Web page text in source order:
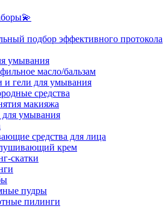
подбор эффективного протокола
умывания
масло/бальзам
и гели для умывания
средства
макияжа
умывания
средства для лица
крем
скатки
пудры
пилинги